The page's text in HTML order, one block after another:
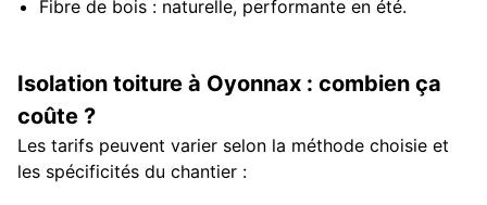
Fibre de bois : naturelle, performante en été.
Isolation toiture à Oyonnax : combien ça
coûte ?
Les tarifs peuvent varier selon la méthode choisie et
les spécificités du chantier :